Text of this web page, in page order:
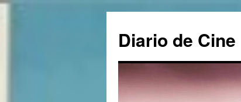
contenido
Diario de Cine